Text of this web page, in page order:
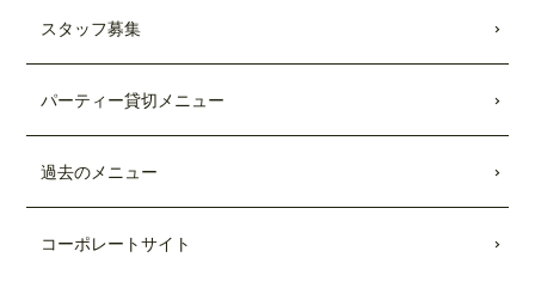
た。
2021.01.22
日本テレビ「
GGER BURGERSの「メガモンスター
バーガー宅配セット
2020.08.26
スタッフ募集
パーティー貸切メニュー
過去のメニュー
コーポレートサイト